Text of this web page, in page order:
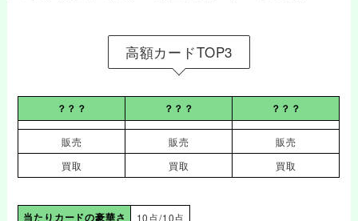
高額カードTOP3
？？？ ？？？ ？？？
販売 販売
販売
買取
買取 買取
当たりカードの豪華さ 10点/10点